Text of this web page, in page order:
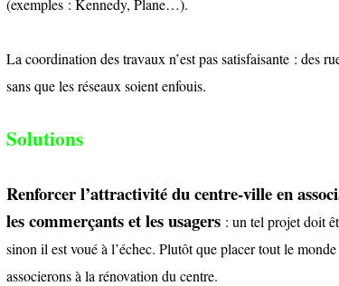
(exemples : Kennedy, Plane…).
La coordination des travaux n’est pas satisfaisante : des
sans que les réseaux soient enfouis.
Solutions
Renforcer l’attractivité du centre-ville en
les commerçants et les usagers : un tel projet doit
sinon il est voué à l’échec. Plutôt que placer tout le
associerons à la rénovation du centre.